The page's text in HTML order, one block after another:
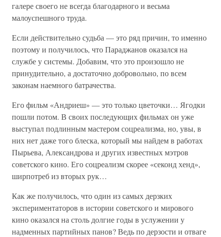
галере своего не всегда благодарного и весьма
малоуспешного труда.
Если действительно судьба — это ряд причин, то именно
поэтому и получилось, что Параджанов оказался на
службе у системы. Добавим, что это произошло не
принудительно, а достаточно добровольно, по всем
законам наемного батрачества.
Его фильм «Андриеш» — это только цветочки… Ягодки
пошли потом. В своих последующих фильмах он уже
выступал подлинным мастером соцреализма, но, увы, в
них нет даже того блеска, который мы найдем в работах
Пырьева, Александрова и других известных мэтров
советского кино. Его соцреализм скорее «секонд хенд»,
ширпотреб из вторых рук…
Как же получилось, что один из самых дерзких
экспериментаторов в истории советского и мирового
кино оказался на столь долгие годы в услужении у
надменных партийных панов? Ведь по дерзости и отваге